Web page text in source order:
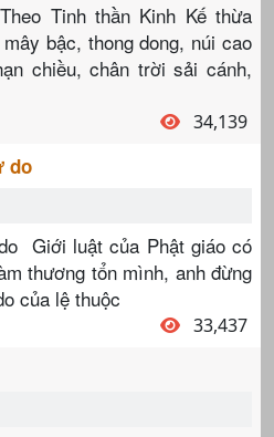
Tinh thần Kinh Kế thừa
bậc, thong dong, núi cao
chiều, chân trời sải cánh,
34,139
do
Giới luật của Phật giáo có
thương tổn mình, anh đừng
của lệ thuộc
33,437